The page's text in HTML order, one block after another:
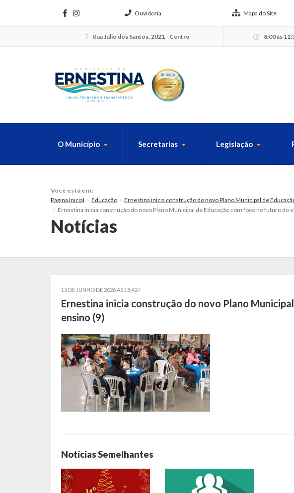
Ouvidoria Mapa do Site
Rua Júlio dos Santos, 2021 - Centro 8:00 às
O Município Secretarias Legislação
Você está em:
Página Inicial
Educação
Ernestina inicia construção do novo Plano Municipal de
Ernestina inicia construção do novo Plano Municipal de Educação com foco no futuro do
Notícias
15 DE JUNHO DE 2026 AS 18:42 /
Ernestina inicia construção do novo Plano
ensino (9)
Notícias Semelhantes